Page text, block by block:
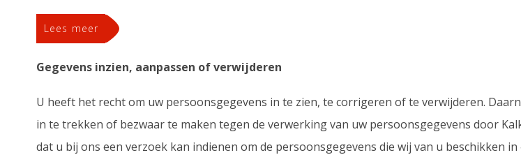
Lees meer
Gegevens inzien, aanpassen of verwijderen
U heeft het recht om uw persoonsgegevens in te zien, te corrigeren of te verwijderen.
in te trekken of bezwaar te maken tegen de verwerking van uw persoonsgegevens door
dat u bij ons een verzoek kan indienen om de persoonsgegevens die wij van u beschikken